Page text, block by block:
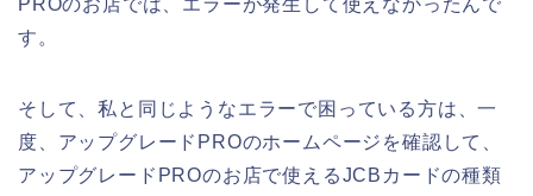
す。
そして、私と同じようなエラーで困っている方は、一
度、アップグレードPROのホームページを確認して、
アップグレードPROのお店で使えるJCBカードの種類